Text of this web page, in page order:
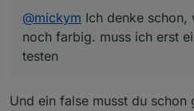
@mickym Ich denke schon,
noch farbig. muss ich erst
testen
Und ein false musst du schon